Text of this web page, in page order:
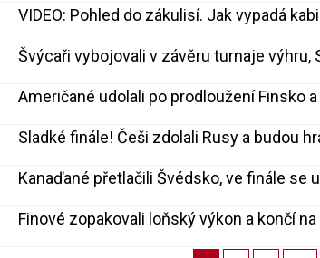
VIDEO: Pohled do zákulisí. Jak vypadá
Švýcaři vybojovali v závěru turnaje výhru,
Američané udolali po prodloužení Finsko
Sladké finále! Češi zdolali Rusy a budou
Kanaďané přetlačili Švédsko, ve finále se
Finové zopakovali loňský výkon a končí